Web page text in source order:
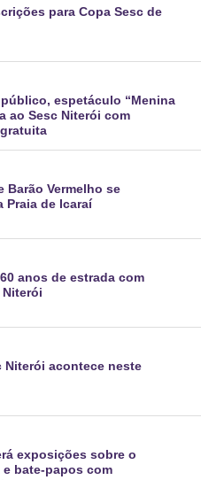
para Copa Sesc de
espetáculo “Menina
ao Sesc Niterói com
Barão Vermelho se
Praia de Icaraí
anos de estrada com
Niterói acontece neste
exposições sobre o
bate-papos com